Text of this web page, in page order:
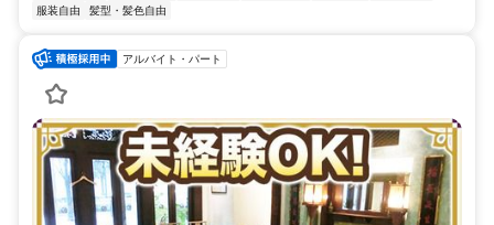
服装自由
髪型・髪色自由
アルバイト・パート